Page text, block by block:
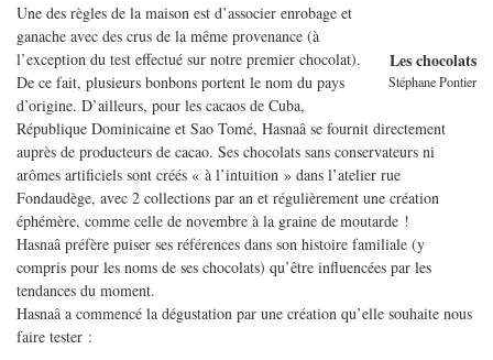
Les chocolats
Stéphane Pontier
Une des règles de la maison est d’associer enrobage et
ganache avec des crus de la même provenance (à
l’exception du test effectué sur notre premier chocolat).
De ce fait, plusieurs bonbons portent le nom du pays
d’origine. D’ailleurs, pour les cacaos de Cuba,
République Dominicaine et Sao Tomé, Hasnaâ se fournit directement
auprès de producteurs de cacao. Ses chocolats sans conservateurs ni
arômes artificiels sont créés « à l’intuition » dans l’atelier rue
Fondaudège, avec 2 collections par an et régulièrement une création
éphémère, comme celle de novembre à la graine de moutarde !
Hasnaâ préfère puiser ses références dans son histoire familiale (y
compris pour les noms de ses chocolats) qu’être influencées par les
tendances du moment.
Hasnaâ a commencé la dégustation par une création qu’elle souhaite nous
faire tester :